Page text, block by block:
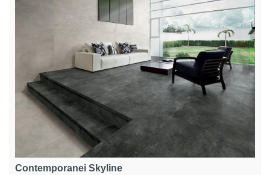
Contemporanei Skyline